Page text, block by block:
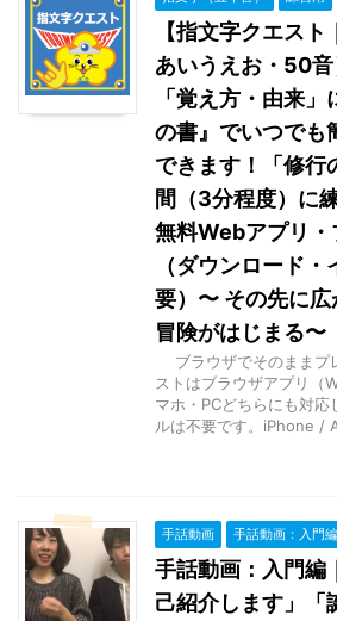
【指文字クエス
あいうえお・50音
「覚え方・由来
の書』でいつでも
できます！「修行
間（3分程度）に
無料Webアプリ・
（ダウンロード
要）〜 その先に
冒険がはじまる〜
ブラウザでそのままプ
ストはブラウザアプリ（
マホ・PCどちらにも対
ルは不要です。iPhone /
手話動画 手話動画：入門編
手話動画：入門編
己紹介します」「